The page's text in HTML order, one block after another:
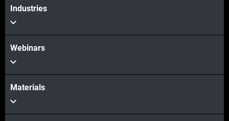
Industries
Webinars
Materials